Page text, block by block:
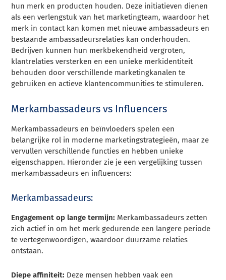
hun merk en producten houden. Deze initiatieven dienen
als een verlengstuk van het marketingteam, waardoor het
merk in contact kan komen met nieuwe ambassadeurs en
bestaande ambassadeursrelaties kan onderhouden.
Bedrijven kunnen hun merkbekendheid vergroten,
klantrelaties versterken en een unieke merkidentiteit
behouden door verschillende marketingkanalen te
gebruiken en actieve klantencommunities te stimuleren.
Merkambassadeurs vs Influencers
Merkambassadeurs en beïnvloeders spelen een
belangrijke rol in moderne marketingstrategieën, maar ze
vervullen verschillende functies en hebben unieke
eigenschappen. Hieronder zie je een vergelijking tussen
merkambassadeurs en influencers:
Merkambassadeurs:
Engagement op lange termijn: Merkambassadeurs zetten
zich actief in om het merk gedurende een langere periode
te vertegenwoordigen, waardoor duurzame relaties
ontstaan.
Diepe affiniteit: Deze mensen hebben vaak een